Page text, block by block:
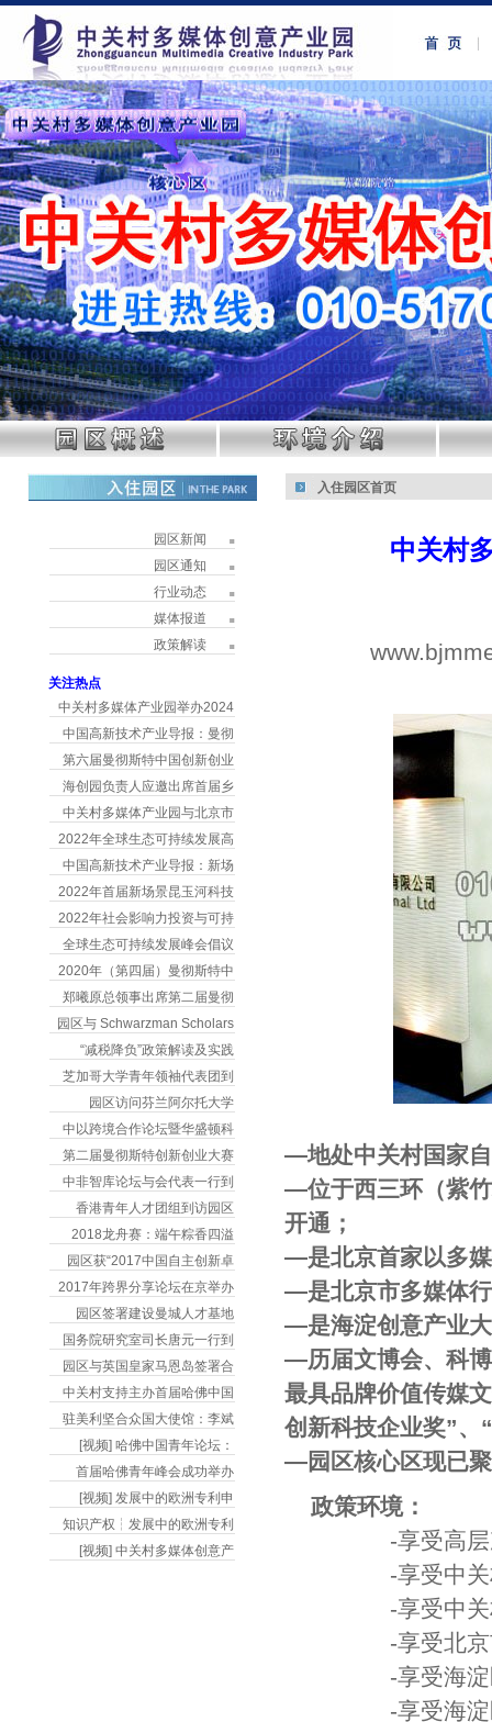
园区新闻
园区通知
行业动态
媒体报道
政策解读
关注热点
中关村多媒体产业园举办2024
中国高新技术产业导报：曼彻
第六届曼彻斯特中国创新创业
海创园负责人应邀出席首届乡
中关村多媒体产业园与北京市
2022年全球生态可持续发展高
中国高新技术产业导报：新场
2022年首届新场景昆玉河科技
2022年社会影响力投资与可持
全球生态可持续发展峰会倡议
2020年（第四届）曼彻斯特中
郑曦原总领事出席第二届曼彻
园区与 Schwarzman Scholars
“减税降负”政策解读及实践
芝加哥大学青年领袖代表团到
园区访问芬兰阿尔托大学
中以跨境合作论坛暨华盛顿科
第二届曼彻斯特创新创业大赛
中非智库论坛与会代表一行到
香港青年人才团组到访园区
2018龙舟赛：端午粽香四溢
园区获“2017中国自主创新卓
2017年跨界分享论坛在京举办
园区签署建设曼城人才基地
国务院研究室司长唐元一行到
园区与英国皇家马恩岛签署合
中关村支持主办首届哈佛中国
驻美利坚合众国大使馆：李斌
[视频] 哈佛中国青年论坛：
首届哈佛青年峰会成功举办
[视频] 发展中的欧洲专利申
知识产权┆发展中的欧洲专利
[视频] 中关村多媒体创意产
入住园区首页
中关村
―地处中关村国家
―位于西三环（紫
开通；
―是北京首家以多
―是北京市多媒体
―是海淀创意产业
―历届文博会、科
最具品牌价值传媒
创新科技企业奖”、
―园区核心区现已
政策环境：
-享受高层次人
-享受中关村国
-享受中关村国
-享受北京市
-享受海淀区鼓
-享受海淀区文